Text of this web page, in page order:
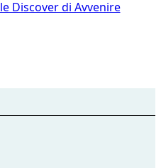
Discover di Avvenire